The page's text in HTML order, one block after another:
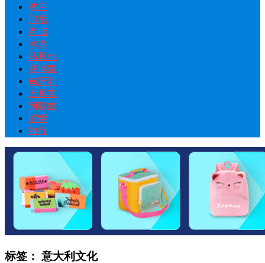
波兰
印尼
希腊
冰岛
马耳他
塞浦路
匈牙利
土耳其
阿联酋
留学
旅行
标签： 意大利文化